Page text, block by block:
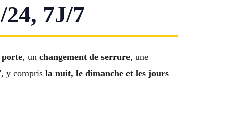
7J/7
, un changement de serrure, une
, y compris la nuit, le dimanche et les jours